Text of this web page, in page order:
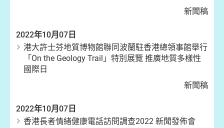
新聞稿
2022年10月07日
港大許士芬地質博物館聯同波蘭駐香港總領事館舉行
「On the Geology Trail」特別展覽 推廣地質多樣性
國際日
新聞稿
2022年10月07日
香港長者情緒健康電話訪問調查2022 新聞發佈會